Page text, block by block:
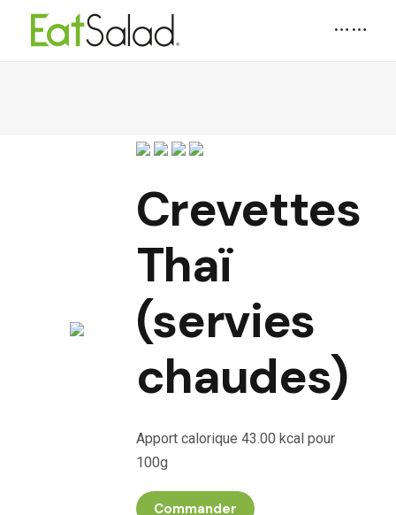
Crevettes
Thaï
(servies
chaudes)
Apport calorique 43.00 kcal pour
100g
Commander